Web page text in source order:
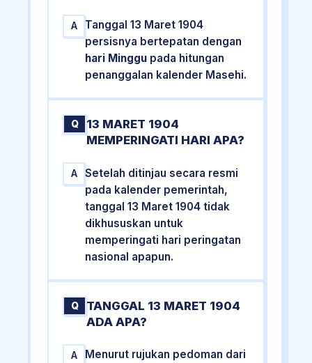
A
Tanggal 13 Maret 1904
persisnya bertepatan dengan
hari Minggu pada hitungan
penanggalan kalender Masehi.
Q
13 MARET 1904
MEMPERINGATI HARI APA?
A
Setelah ditinjau secara resmi
pada kalender pemerintah,
tanggal 13 Maret 1904 tidak
dikhususkan untuk
memperingati hari peringatan
nasional apapun.
Q
TANGGAL 13 MARET 1904
ADA APA?
A
Menurut rujukan pedoman dari